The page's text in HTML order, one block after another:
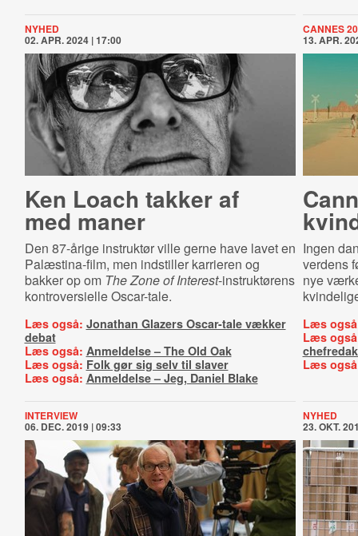
NYHED
02. APR. 2024 | 17:00
Ken Loach takker af
med maner
Den 87-årige instruktør ville gerne have lavet en
Palæstina-film, men indstiller karrieren og
bakker op om The Zone of Interest-instruktørens
kontroversielle Oscar-tale.
Læs også: Jonathan Glazers Oscar-tale vækker
debat
Læs også: Anmeldelse – The Old Oak
Læs også: Folk gør sig selv til slaver
Læs også: Anmeldelse – Jeg, Daniel Blake
CANNES
13. APR.
Ingen
verdens
nye
Læs
Læs
Læs
INTERVIEW
06. DEC. 2019 | 09:33
NYHED
23. OKT.